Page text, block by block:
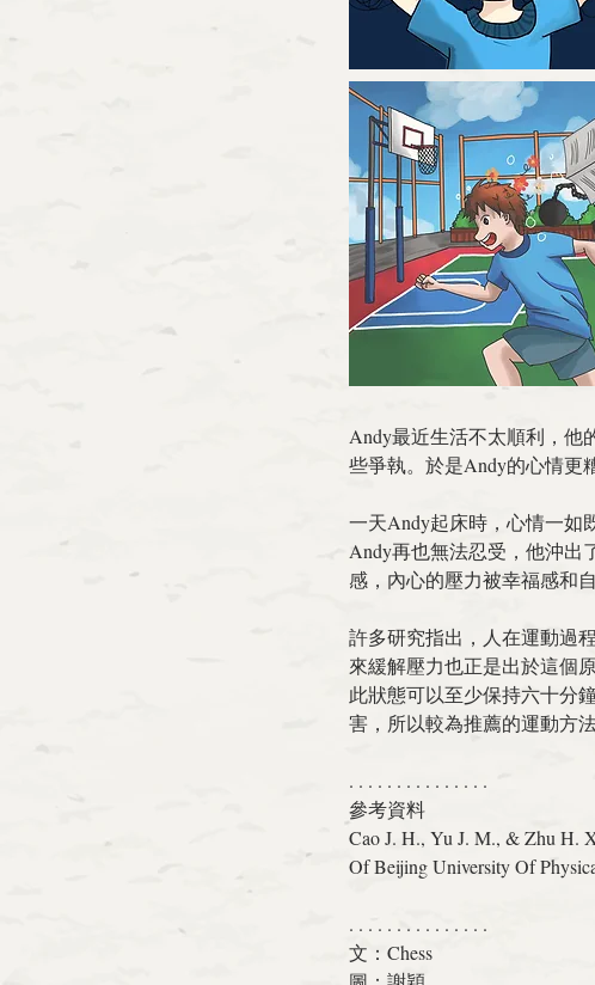
Andy最近生活不太順利，他
些爭執。於是Andy的心情更
一天Andy起床時，心情一如
Andy再也無法忍受，他沖出
感，內心的壓力被幸福感和
許多研究指出，人在運動過
來緩解壓力也正是出於這個
此狀態可以至少保持六十分
害，所以較為推薦的運動方
. . . . . . . . . . . . . . .
參考資料
Cao J. H., Yu J. M., & Zhu H.
Of Beijing University Of
. . . . . . . . . . . . . . .
文：Chess